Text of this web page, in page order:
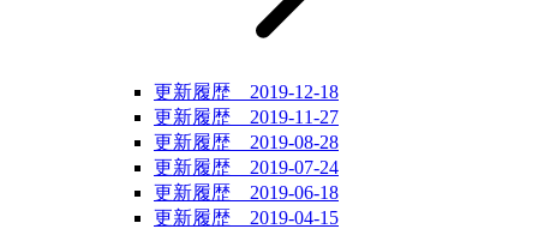
更新履歴 2019-12-18
更新履歴 2019-11-27
更新履歴 2019-08-28
更新履歴 2019-07-24
更新履歴 2019-06-18
更新履歴 2019-04-15